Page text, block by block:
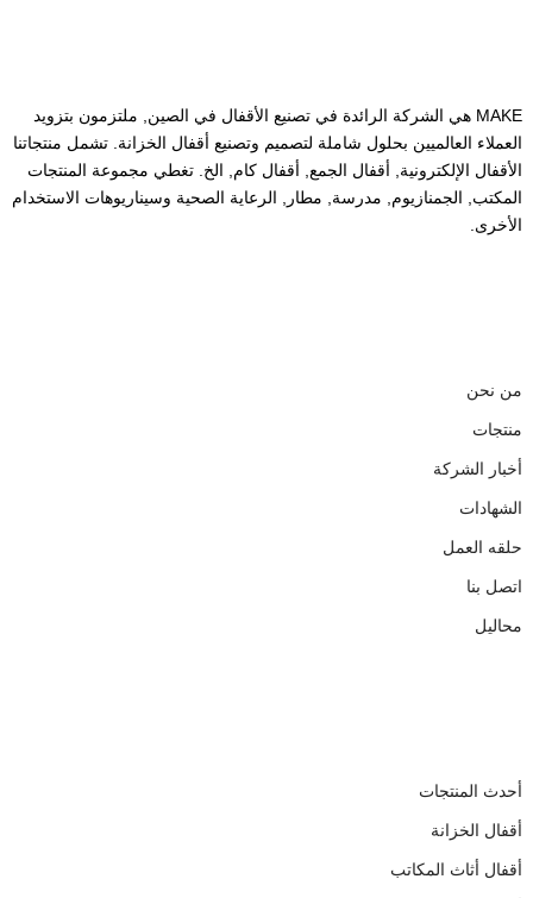
MAKE هي الشركة الرائدة في تصنيع الأقفال في الصين, ملتزمون بتزويد
العملاء العالميين بحلول شاملة لتصميم وتصنيع أقفال الخزانة. تشمل منتجاتنا
الأقفال الإلكترونية, أقفال الجمع, أقفال كام, الخ. تغطي مجموعة المنتجات
المكتب, الجمنازيوم, مدرسة, مطار, الرعاية الصحية وسيناريوهات الاستخدام
الأخرى.
من نحن
منتجات
أخبار الشركة
الشهادات
حلقه العمل
اتصل بنا
محاليل
أحدث المنتجات
أقفال الخزانة
أقفال أثاث المكاتب